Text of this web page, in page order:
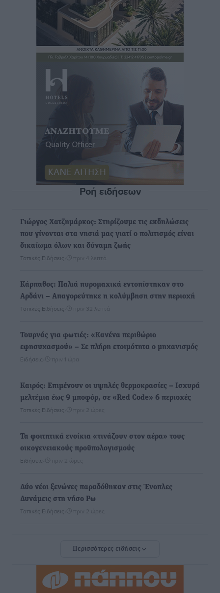
Ροή ειδήσεων
Γιώργος Χατζημάρκος: Στηρίζουμε τις εκδηλώσεις
που γίνονται στα νησιά μας γιατί ο πολιτισμός είναι
δικαίωμα όλων και δύναμη ζωής
Τοπικές Ειδήσεις πριν 4 λεπτά
Κάρπαθος: Παλιά πυρομαχικά εντοπίστηκαν στο
Αρδάνι – Απαγορεύτηκε η κολύμβηση στην περιοχή
Τοπικές Ειδήσεις πριν 32 λεπτά
Τουρνάς για φωτιές: «Κανένα περιθώριο
εφησυχασμού» – Σε πλήρη ετοιμότητα ο μηχανισμός
Ειδήσεις πριν 1 ώρα
Καιρός: Επιμένουν οι υψηλές θερμοκρασίες – Ισχυρά
μελτέμια έως 9 μποφόρ, σε «Red Code» 6 περιοχές
Τοπικές Ειδήσεις πριν 2 ώρες
Τα φοιτητικά ενοίκια «τινάζουν στον αέρα» τους
οικογενειακούς προϋπολογισμούς
Ειδήσεις πριν 2 ώρες
Δύο νέοι ξενώνες παραδόθηκαν στις Ένοπλες
Δυνάμεις στη νήσο Ρω
Τοπικές Ειδήσεις πριν 2 ώρες
34.000 αναχωρούν σήμερα μόνο από τον Πειραιά
Μόνιμες θέσεις στους παιδικούς σταθμούς: Οι
Περισσότερες ειδήσεις